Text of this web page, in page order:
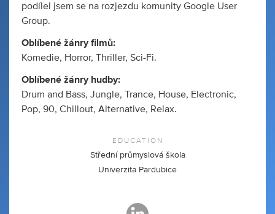
podílel jsem se na rozjezdu komunity Google User
Group.
Oblíbené žánry filmů:
Komedie, Horror, Thriller, Sci-Fi.
Oblíbené žánry hudby:
Drum and Bass, Jungle, Trance, House, Electronic,
Pop, 90, Chillout, Alternative, Relax.
EDUCATION
Střední průmyslová škola
Univerzita Pardubice